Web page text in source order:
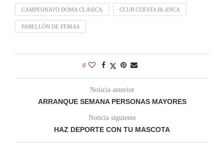
CAMPEONATO DOMA CLÁSICA CLUB CUESTA BLANCA
PABELLÓN DE FERIAS
0
Noticia anterior
ARRANQUE SEMANA PERSONAS MAYORES
Noticia siguiente
HAZ DEPORTE CON TU MASCOTA